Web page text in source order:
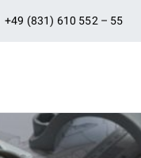
+49 (831) 610 552 – 55